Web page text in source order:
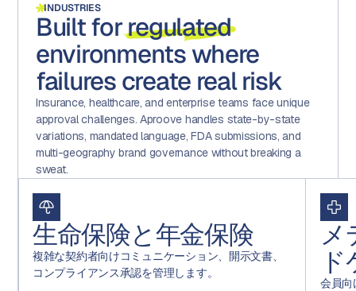
INDUSTRIES
Built forregulated
environments where
failures create real risk
Insurance, healthcare, and enterprise teams face unique
approval challenges. Aproove handles state-by-state
variations, mandated language, FDA submissions, and
multi-geography brand governance without breaking a
sweat.
生命保険と年金保険
複雑な契約者向けコミュニケーション、開示文書、
コンプライアンス承認を管理します。
メ
会員向